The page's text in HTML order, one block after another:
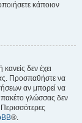
κάποιον
δεν έχει
Προσπαθήστε να
αν μπορεί να
πακέτο γλώσσας δεν
®.